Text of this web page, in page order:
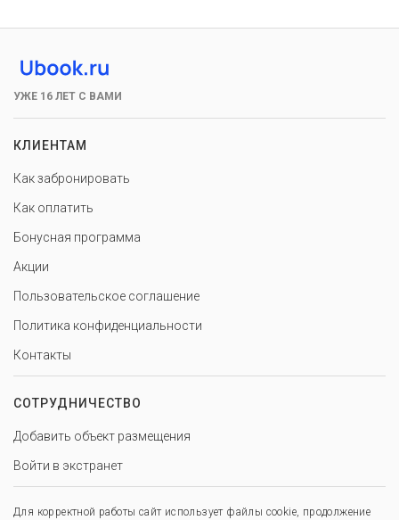
УЖЕ 16 ЛЕТ С ВАМИ
КЛИЕНТАМ
Как забронировать
Как оплатить
Бонусная программа
Акции
Пользовательское соглашение
Политика конфиденциальности
Контакты
СОТРУДНИЧЕСТВО
Добавить объект размещения
Войти в экстранет
Для корректной работы сайт использует файлы cookie, продолжение